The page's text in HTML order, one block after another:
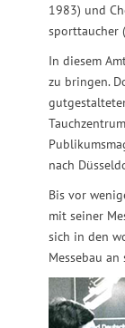
1983) und
sporttaucher
In diesem
zu bringen.
nach
Bis vor
mit seiner
sich in den
Messebau